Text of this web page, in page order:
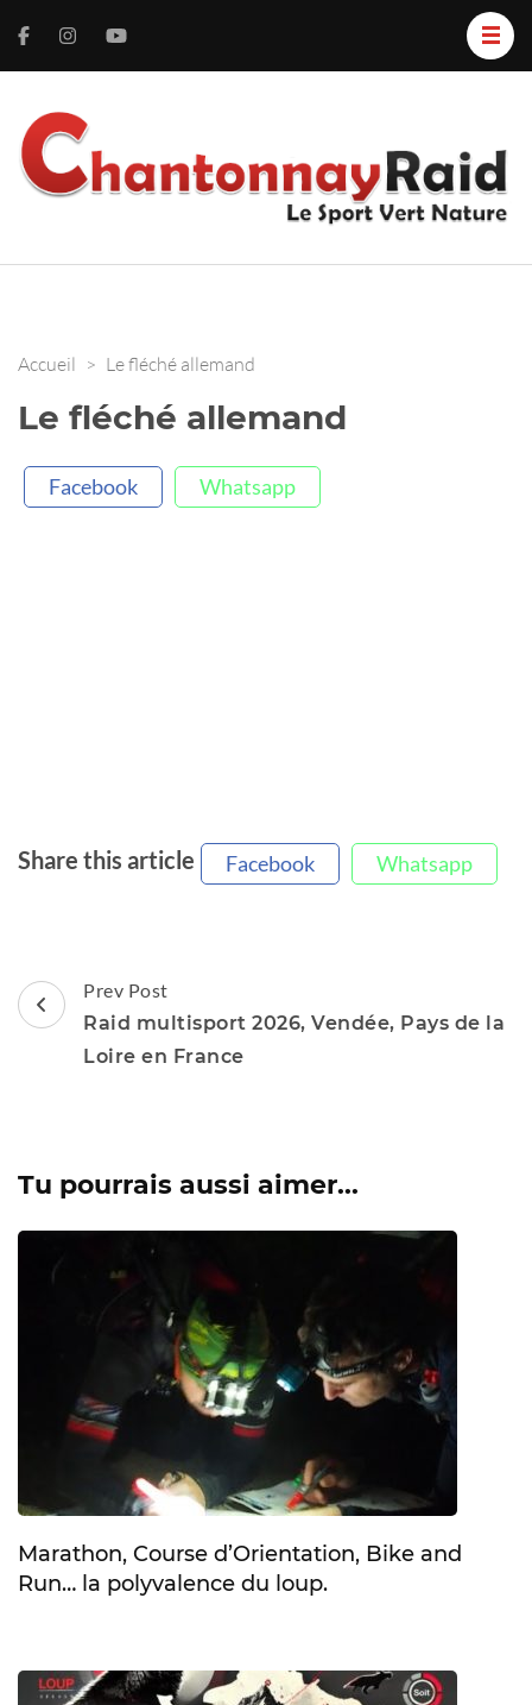
Accueil > Le fléché allemand
Le fléché allemand
Facebook Whatsapp
Share this article Facebook Whatsapp
Post
Navigation
Prev Post
Raid multisport 2026, Vendée, Pays de la
Loire en France
Tu pourrais aussi aimer...
Marathon, Course d’Orientation, Bike and
Run… la polyvalence du loup.